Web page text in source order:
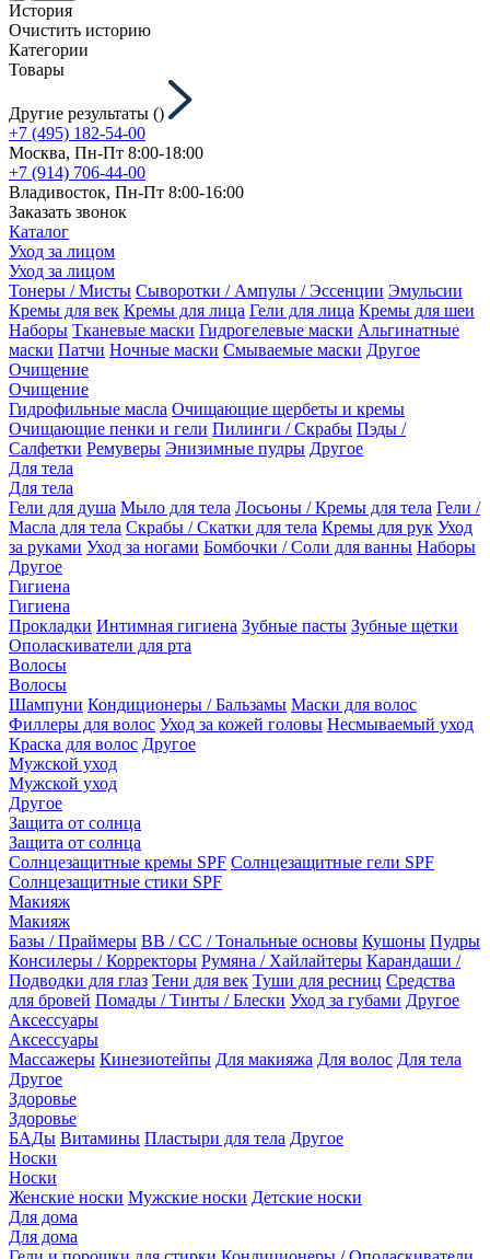
История
Очистить историю
Категории
Товары
Другие результаты ()
+7 (495) 182-54-00
Москва, Пн-Пт 8:00-18:00
+7 (914) 706-44-00
Владивосток, Пн-Пт 8:00-16:00
Заказать звонок
Каталог
Уход за лицом
Уход за лицом
Тонеры / Мисты Сыворотки / Ампулы / Эссенции Эмульсии
Кремы для век Кремы для лица Гели для лица Кремы для шеи
Наборы Тканевые маски Гидрогелевые маски Альгинатные
маски Патчи Ночные маски Смываемые маски Другое
Очищение
Очищение
Гидрофильные масла Очищающие щербеты и кремы
Очищающие пенки и гели Пилинги / Скрабы Пэды /
Салфетки Ремуверы Энизимные пудры Другое
Для тела
Для тела
Гели для душа Мыло для тела Лосьоны / Кремы для тела Гели /
Масла для тела Скрабы / Скатки для тела Кремы для рук Уход
за руками Уход за ногами Бомбочки / Соли для ванны Наборы
Другое
Гигиена
Гигиена
Прокладки Интимная гигиена Зубные пасты Зубные щетки
Ополаскиватели для рта
Волосы
Волосы
Шампуни Кондиционеры / Бальзамы Маски для волос
Филлеры для волос Уход за кожей головы Несмываемый уход
Краска для волос Другое
Мужской уход
Мужской уход
Другое
Защита от солнца
Защита от солнца
Солнцезащитные кремы SPF Солнцезащитные гели SPF
Солнцезащитные стики SPF
Макияж
Макияж
Базы / Праймеры BB / CC / Тональные основы Кушоны Пудры
Консилеры / Корректоры Румяна / Хайлайтеры Карандаши /
Подводки для глаз Тени для век Туши для ресниц Средства
для бровей Помады / Тинты / Блески Уход за губами Другое
Аксессуары
Аксессуары
Массажеры Кинезиотейпы Для макияжа Для волос Для тела
Другое
Здоровье
Здоровье
БАДы Витамины Пластыри для тела Другое
Носки
Носки
Женские носки Мужские носки Детские носки
Для дома
Для дома